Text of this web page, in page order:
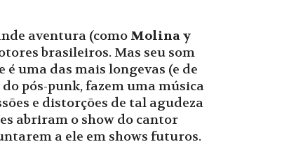
aventura (como Molina y
brasileiros. Mas seu som
uma das mais longevas (e de
pós-punk, fazem uma música
e distorções de tal agudeza
abriram o show do cantor
a ele em shows futuros.